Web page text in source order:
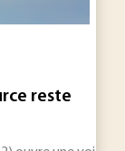
reste